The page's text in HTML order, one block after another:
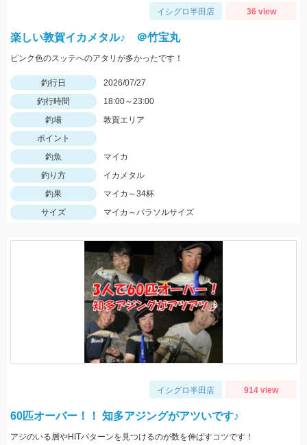
イシグロ半田店 36 view
楽しい敦賀イカメタル♪ ＠竹宝丸
ピンク色のスッテへのアタリが多かったです！
釣行日
2026/07/27
釣行時間
18:00～23:00
釣場
敦賀エリア
ポイント
釣魚
マイカ
釣り方
イカメタル
釣果
マイカ～34杯
サイズ
マイカ～パラソルサイズ
イシグロ半田店 914 view
60匹オーバー！！ 知多アジングがアツいです♪
アジのいる層やHITパターンを見つけるのが数を伸ばすコツです！